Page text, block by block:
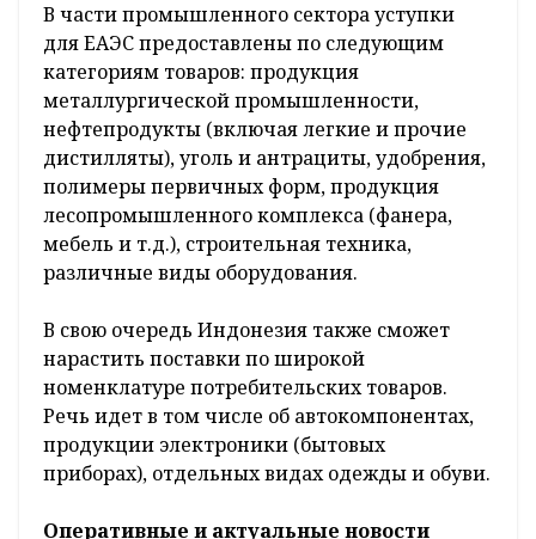
В части промышленного сектора уступки
для ЕАЭС предоставлены по следующим
категориям товаров: продукция
металлургической промышленности,
нефтепродукты (включая легкие и прочие
дистилляты), уголь и антрациты, удобрения,
полимеры первичных форм, продукция
лесопромышленного комплекса (фанера,
мебель и т.д.), строительная техника,
различные виды оборудования.
В свою очередь Индонезия также сможет
нарастить поставки по широкой
номенклатуре потребительских товаров.
Речь идет в том числе об автокомпонентах,
продукции электроники (бытовых
приборах), отдельных видах одежды и обуви.
Оперативные и актуальные новости